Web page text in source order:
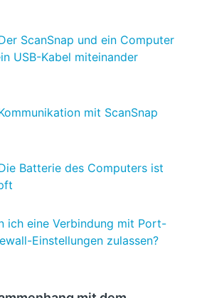
ScanSnap und ein Computer
USB-Kabel miteinander
mit ScanSnap
Batterie des Computers ist
ich eine Verbindung mit Port-
Einstellungen zulassen?